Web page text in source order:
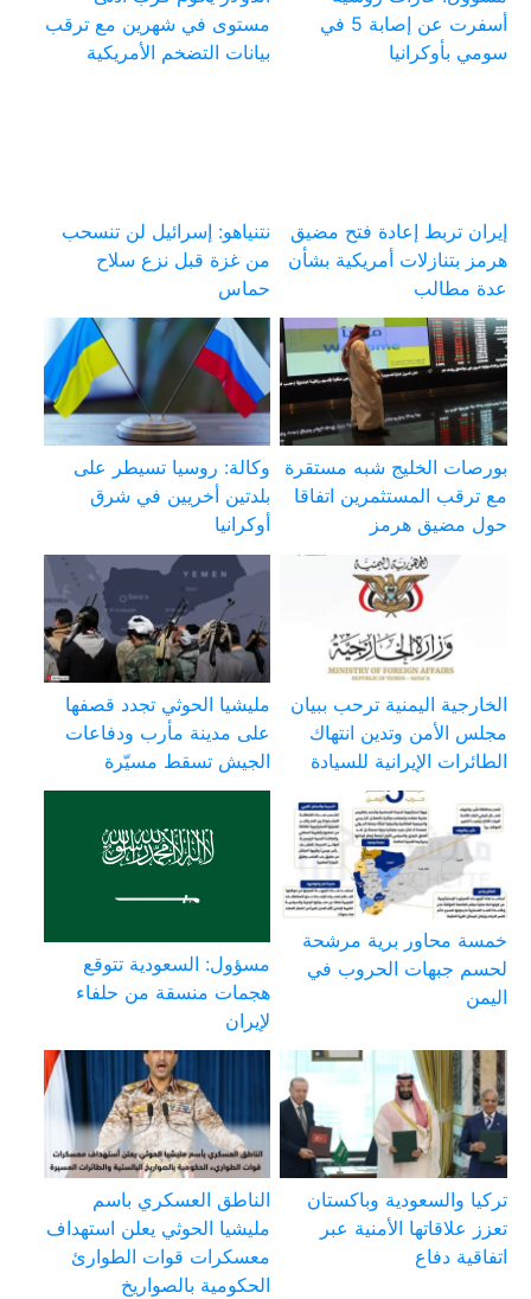
أسفرت عن إصابة 5 في
سومي بأوكرانيا
مستوى في شهرين مع ترقب
بيانات التضخم الأمريكية
إيران تربط إعادة فتح مضيق
هرمز بتنازلات أمريكية بشأن
عدة مطالب
نتنياهو: إسرائيل لن تنسحب
من غزة قبل نزع سلاح
حماس
بورصات الخليج شبه مستقرة
مع ترقب المستثمرين اتفاقا
حول مضيق هرمز
وكالة: روسيا تسيطر على
بلدتين أخريين في شرق
أوكرانيا
الخارجية اليمنية ترحب ببيان
مجلس الأمن وتدين انتهاك
الطائرات الإيرانية للسيادة
مليشيا الحوثي تجدد قصفها
على مدينة مأرب ودفاعات
الجيش تسقط مسيّرة
خمسة محاور برية مرشحة
لحسم جبهات الحروب في
اليمن
مسؤول: السعودية تتوقع
هجمات منسقة من حلفاء
لإيران
تركيا والسعودية وباكستان
تعزز علاقاتها الأمنية عبر
اتفاقية دفاع
الناطق العسكري باسم
مليشيا الحوثي يعلن استهداف
معسكرات قوات الطوارئ
الحكومية بالصواريخ